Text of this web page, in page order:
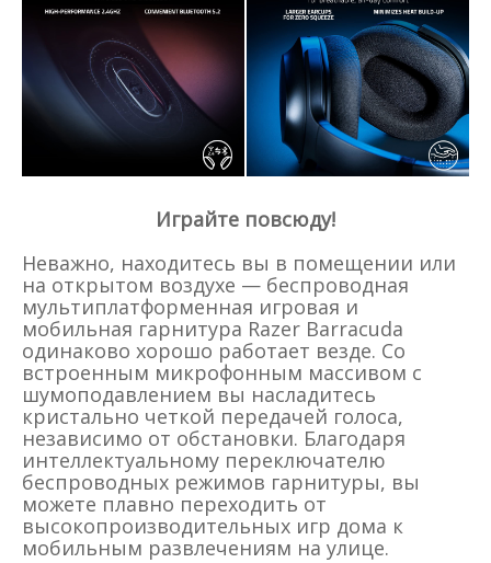
Играйте повсюду!
Неважно, находитесь вы в помещении или
на открытом воздухе — беспроводная
мультиплатформенная игровая и
мобильная гарнитура Razer Barracuda
одинаково хорошо работает везде. Со
встроенным микрофонным массивом с
шумоподавлением вы насладитесь
кристально четкой передачей голоса,
независимо от обстановки. Благодаря
интеллектуальному переключателю
беспроводных режимов гарнитуры, вы
можете плавно переходить от
высокопроизводительных игр дома к
мобильным развлечениям на улице.